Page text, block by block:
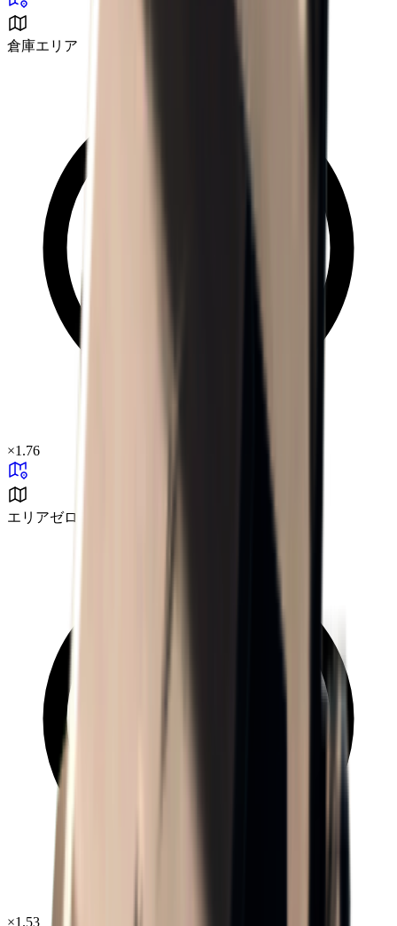
倉庫エリア
×1.76
エリアゼロ
×1.53